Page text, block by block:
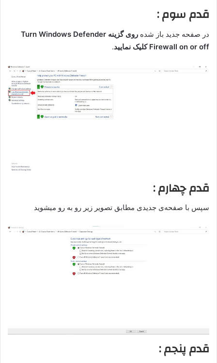
قدم سوم :
در صفحه جدید باز شده
روی گزینه Turn Windows Defender
Firewall on or off کلیک نمایید
.
قدم چهارم :
سپس با صفحه‌ی جدیدی مطابق تصویر زیر رو به رو میشوید
قدم پنجم :